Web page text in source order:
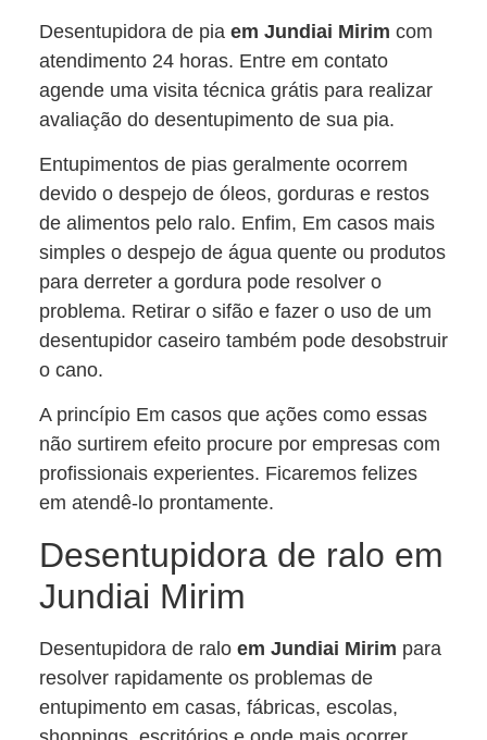
Desentupidora de pia em Jundiai Mirim com
atendimento 24 horas. Entre em contato
agende uma visita técnica grátis para realizar
avaliação do desentupimento de sua pia.
Entupimentos de pias geralmente ocorrem
devido o despejo de óleos, gorduras e restos
de alimentos pelo ralo. Enfim, Em casos mais
simples o despejo de água quente ou produtos
para derreter a gordura pode resolver o
problema. Retirar o sifão e fazer o uso de um
desentupidor caseiro também pode desobstruir
o cano.
A princípio Em casos que ações como essas
não surtirem efeito procure por empresas com
profissionais experientes. Ficaremos felizes
em atendê-lo prontamente.
Desentupidora de ralo em
Jundiai Mirim
Desentupidora de ralo em Jundiai Mirim para
resolver rapidamente os problemas de
entupimento em casas, fábricas, escolas,